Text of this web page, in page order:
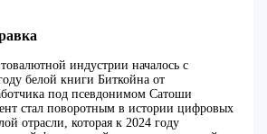
индустрии началось с
белой книги Биткойна от
под псевдонимом Сатоши
стал поворотным в истории цифровых
отрасли, которая к 2024 году